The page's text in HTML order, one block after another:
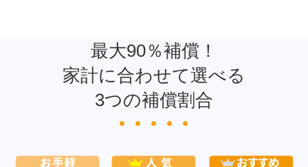
最大90％補償！
家計に合わせて選べる
3つの補償割合